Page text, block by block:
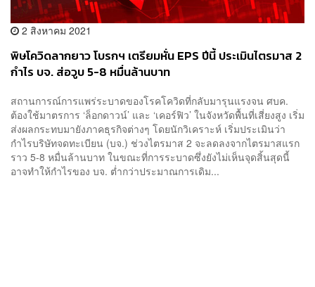
2 สิงหาคม 2021
พิษโควิดลากยาว โบรกฯ เตรียมหั่น EPS ปีนี้ ประเมินไตรมาส 2
กำไร บจ. ส่อวูบ 5-8 หมื่นล้านบาท
สถานการณ์การแพร่ระบาดของโรคโควิดที่กลับมารุนแรงจน ศบค.
ต้องใช้มาตรการ ‘ล็อกดาวน์’ และ ‘เคอร์ฟิว’ ในจังหวัดพื้นที่เสี่ยงสูง เริ่ม
ส่งผลกระทบมายังภาคธุรกิจต่างๆ โดยนักวิเคราะห์ เริ่มประเมินว่า
กำไรบริษัทจดทะเบียน (บจ.) ช่วงไตรมาส 2 จะลดลงจากไตรมาสแรก
ราว 5-8 หมื่นล้านบาท ในขณะที่การระบาดซึ่งยังไม่เห็นจุดสิ้นสุดนี้
อาจทำให้กำไรของ บจ. ต่ำกว่าประมาณการเดิม...